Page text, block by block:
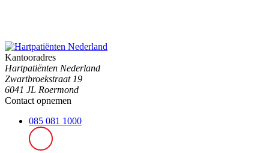
Kantooradres
Hartpatiënten Nederland
Zwartbroekstraat 19
6041 JL Roermond
Contact opnemen
085 081 1000